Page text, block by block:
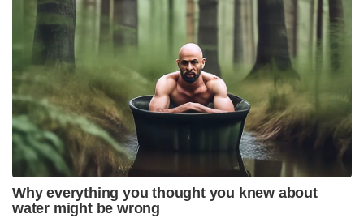
Why everything you thought you knew about
water might be wrong